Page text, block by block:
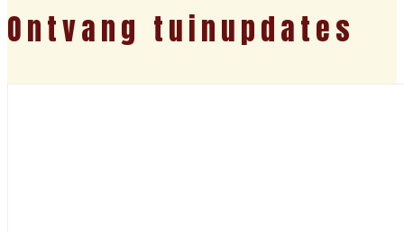
Ontvang tuinupdates